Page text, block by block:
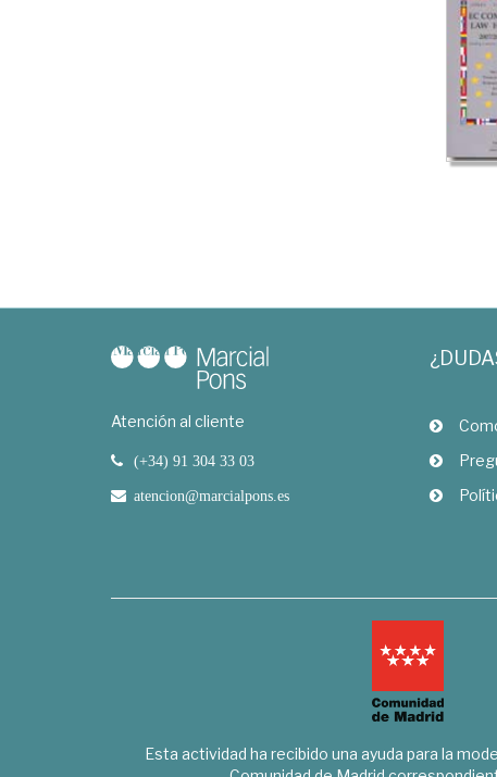
Atención al cliente
(+34) 91 304 33 03
atencion@marcialpons.es
Esta actividad ha recibido una ayuda para la